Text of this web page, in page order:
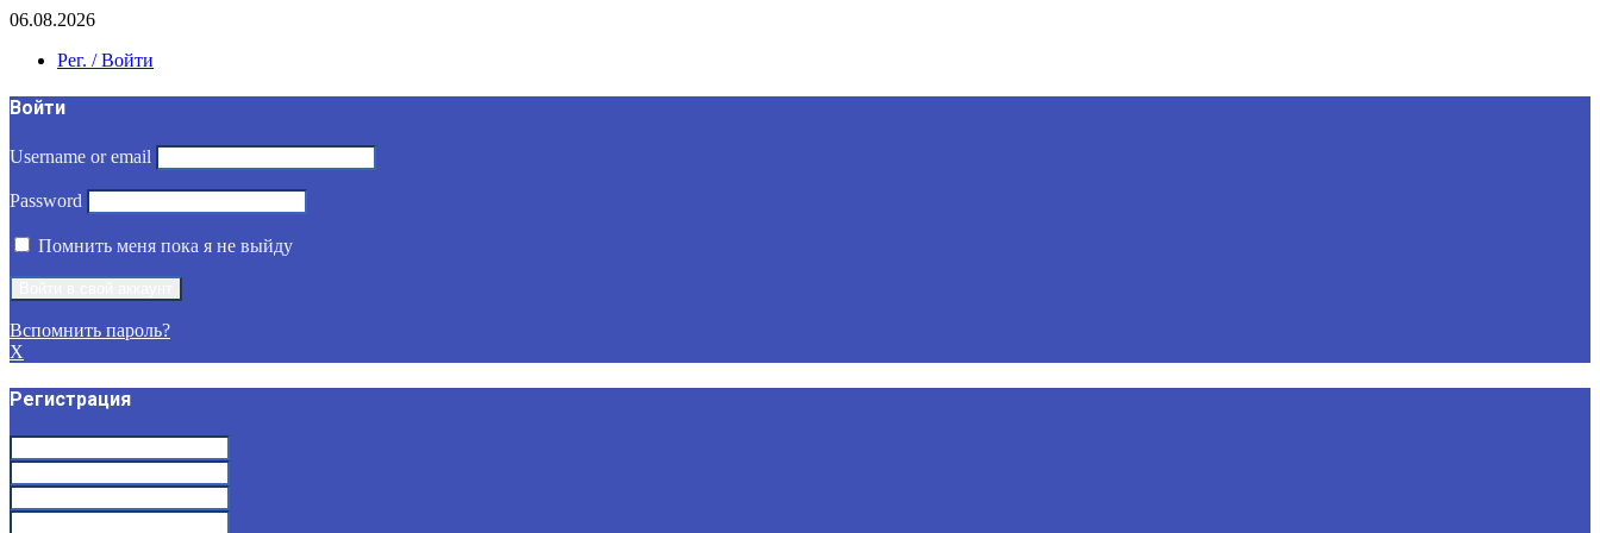
06.08.2026
Рег. / Войти
Войти
Username or email
Password
Помнить меня пока я не выйду
Вспомнить пароль?
X
Регистрация